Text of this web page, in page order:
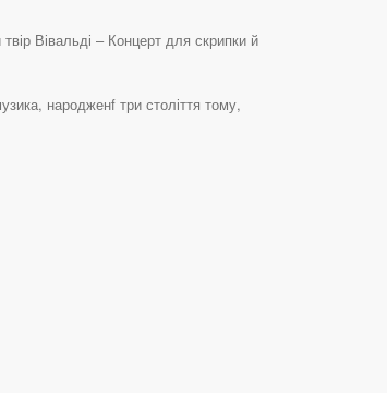
Вівальді – Концерт для скрипки й
народженf три століття тому,